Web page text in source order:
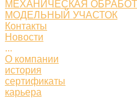
МЕХАНИЧЕСКАЯ
МОДЕЛЬНЫЙ УЧАСТОК
Контакты
Новости
...
О компании
история
сертификаты
карьера